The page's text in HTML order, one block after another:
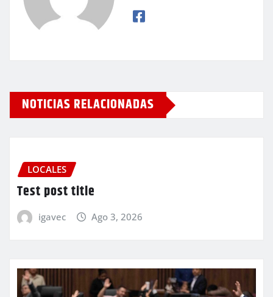
NOTICIAS RELACIONADAS
LOCALES
Test post title
igavec Ago 3, 2026